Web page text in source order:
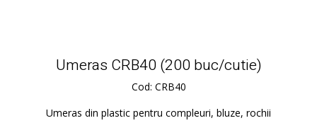
Umeras CRB40 (200 buc/cutie)
Cod: CRB40
Umeras din plastic pentru compleuri, bluze, rochii